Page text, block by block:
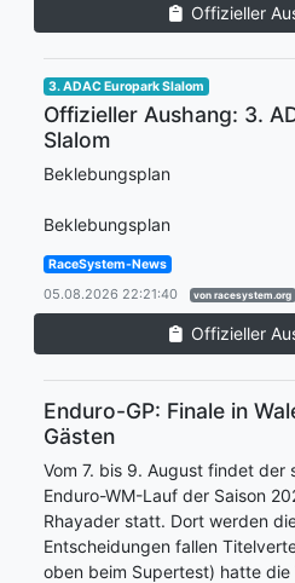
Offizieller
3. ADAC Europark Slalom
Offizieller Aushang: 3.
Slalom
Beklebungsplan
Beklebungsplan
RaceSystem-News
05.08.2026 22:21:40 von racesystem.org
Offizieller
Enduro-GP: Finale in
Gästen
Vom 7. bis 9. August findet der
Enduro-WM-Lauf der Saison
Rhayader statt. Dort werden
Entscheidungen fallen
oben beim Supertest) hatte